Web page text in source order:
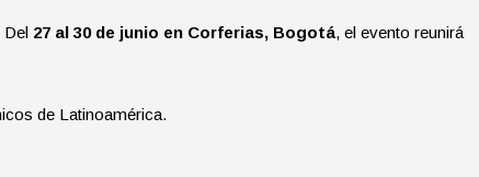
Del 27 al 30 de junio en Corferias, Bogotá, el evento reunirá
de Latinoamérica.